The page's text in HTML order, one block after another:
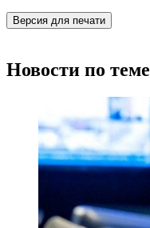
Версия для печати
Новости по теме